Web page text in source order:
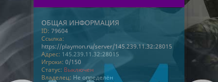
ОБЩАЯ ИНФОРМАЦИЯ
ID: 79604
Ссылка:
https://playmon.ru/server/145.239.11.32:28015
Адрес: 145.239.11.32:28015
Игроки: 0/150
Статус: Выключен
Владелец: Не определён